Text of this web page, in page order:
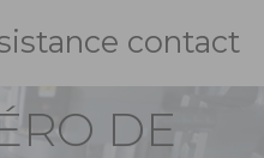
contact
DE